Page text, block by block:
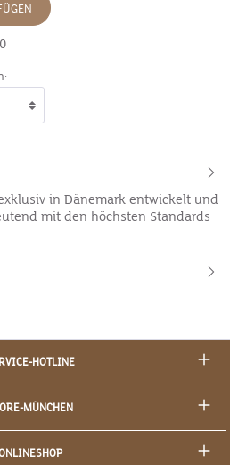
in Dänemark entwickelt und
mit den höchsten Standards
HOTLINE
MÜNCHEN